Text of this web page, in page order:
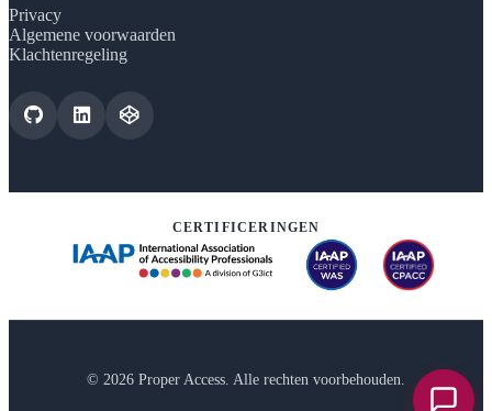
Privacy
Algemene voorwaarden
Klachtenregeling
CERTIFICERINGEN
© 2026 Proper Access. Alle rechten voorbehouden.
Chat